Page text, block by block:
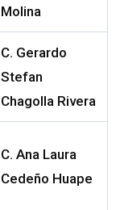
Molina
C. Gerardo
Stefan
Chagolla Rivera
C. Ana Laura
Cedeño Huape